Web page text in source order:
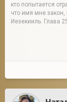
кто попытается
что имя мне закон,
Иезекииль. Глава